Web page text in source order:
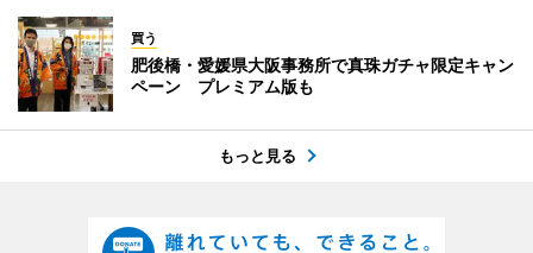
買う
肥後橋・愛媛県大阪事務所で真珠ガチャ限定キャン
ペーン プレミアム版も
もっと見る